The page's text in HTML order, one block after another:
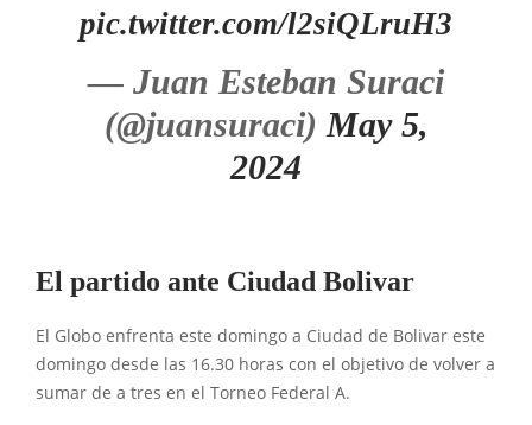
pic.twitter.com/l2siQLruH3
— Juan Esteban Suraci
(@juansuraci) May 5,
2024
El partido ante Ciudad Bolivar
El Globo enfrenta este domingo a Ciudad de Bolivar este
domingo desde las 16.30 horas con el objetivo de volver a
sumar de a tres en el Torneo Federal A.